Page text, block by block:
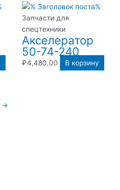
Запчасти для
спецтехники
Акселератор
50-74-240
₽4,480.00 В корзину
→